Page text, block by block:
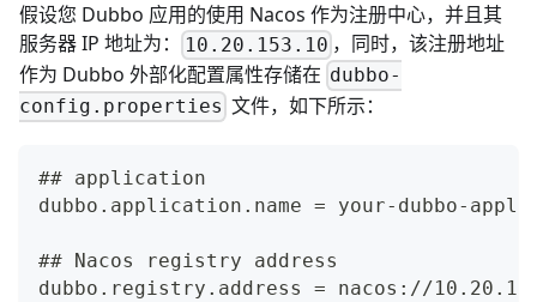
假设您 Dubbo 应用的使用 Nacos 作为注册中心，并且其
服务器 IP 地址为：
10.20.153.10 ，同时，该注册地址
作为 Dubbo 外部化配置属性存储在 dubbo-
config.properties 文件，如下所示：
## application
dubbo.application.name = your-dubbo-
## Nacos registry address
dubbo.registry.address = nacos://